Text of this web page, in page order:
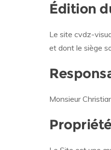
Édition
Le site cvdz-
et dont le siège
Monsieur